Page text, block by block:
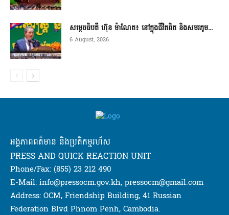
សម្តេចធិបតី ហ៊ុន ម៉ាណែត៖ នៅក្នុងជីវិតពិត និងសមរភូម...
6 August, 2026
អង្គភាពពត៌មាន និងប្រតិកម្មរហ័ស
PRESS AND QUICK REACTION UNIT
Phone/Fax: (855) 23 212 490
E-Mail: info@pressocm.gov.kh, pressocm@gmail.com
Address: OCM, Friendship Building, 41 Russian
Federation Blvd Phnom Penh, Cambodia.